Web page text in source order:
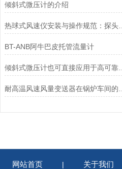
倾斜式微压计的介绍
热球式风速仪安装与操作规范：探头定位、数据读取与环境干扰规避
BT-ANB阿牛巴皮托管流量计
网站首页 | 关于我们